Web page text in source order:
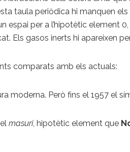
taula periòdica hi manquen els
espai per a l’hipotètic element
Els gasos inerts hi apareixen
comparats amb els actuals:
moderna. Però fins el 1957 el
masuri, hipotètic element que